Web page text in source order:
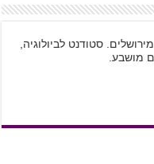
סטודנט לביולוגיה,
מושבע.